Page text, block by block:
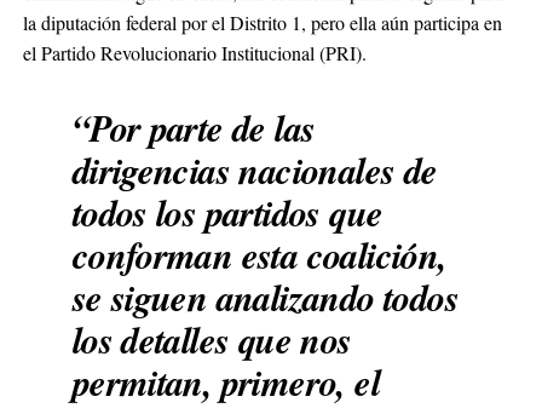
la diputación federal por el Distrito 1, pero ella aún participa en
el Partido Revolucionario Institucional (PRI).
“Por parte de las
dirigencias nacionales de
todos los partidos que
conforman esta coalición,
se siguen analizando todos
los detalles que nos
permitan, primero, el